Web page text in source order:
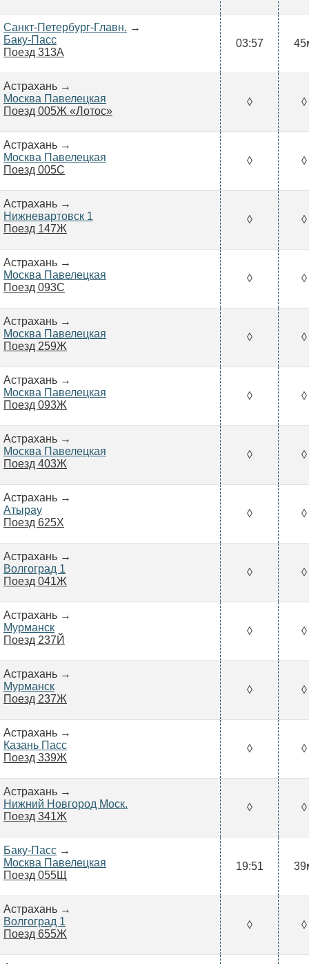
Санкт-Петербург-Главн. →
Баку-Пасс
Поезд 313А
03:57
Астрахань →
Москва Павелецкая
Поезд 005Ж «Лотос»
◊ ◊
Астрахань →
Москва Павелецкая
Поезд 005С
◊ ◊
Астрахань →
Нижневартовск 1
Поезд 147Ж
◊ ◊
Астрахань →
Москва Павелецкая
Поезд 093С
◊ ◊
Астрахань →
Москва Павелецкая
Поезд 259Ж
◊ ◊
Астрахань →
Москва Павелецкая
Поезд 093Ж
◊ ◊
Астрахань →
Москва Павелецкая
Поезд 403Ж
◊ ◊
Астрахань →
Атырау
Поезд 625Х
◊ ◊
Астрахань →
Волгоград 1
Поезд 041Ж
◊ ◊
Астрахань →
Мурманск
Поезд 237Й
◊ ◊
Астрахань →
Мурманск
Поезд 237Ж
◊ ◊
Астрахань →
Казань Пасс
Поезд 339Ж
◊ ◊
Астрахань →
Нижний Новгород Моск.
Поезд 341Ж
◊ ◊
Баку-Пасс →
Москва Павелецкая
Поезд 055Щ
19:51
Астрахань →
Волгоград 1
Поезд 655Ж
◊ ◊